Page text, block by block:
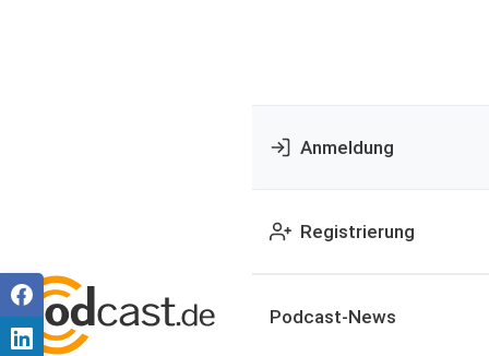
Anmeldung
Registrierung
Podcast-News